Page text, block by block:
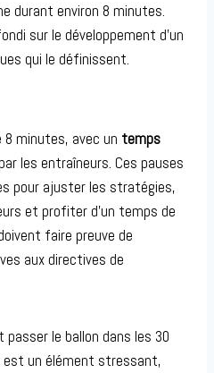
durant environ 8 minutes.
sur le développement d’un
qui le définissent.
8 minutes, avec un temps
les entraîneurs. Ces pauses
pour ajuster les stratégies,
et profiter d’un temps de
faire preuve de
aux directives de
passer le ballon dans les 30
est un élément stressant,